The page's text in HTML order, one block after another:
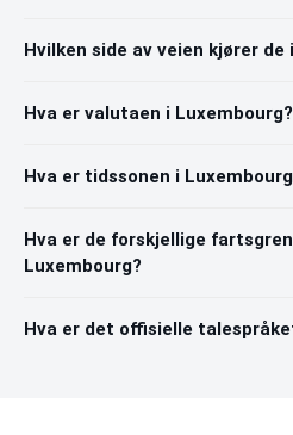
Hvilken side av veien kjører de
Hva er valutaen i Luxembourg?
Hva er tidssonen i
Hva er de forskjellige
Luxembourg?
Hva er det offisielle